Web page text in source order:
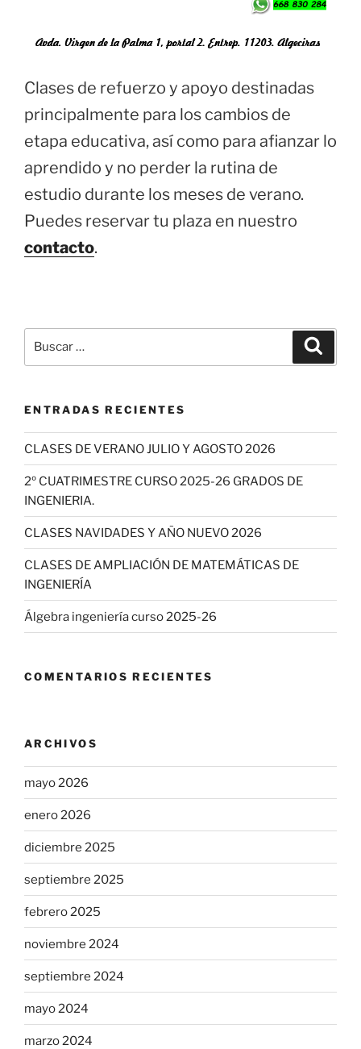
Clases de refuerzo y apoyo destinadas
principalmente para los cambios de
etapa educativa, así como para afianzar lo
aprendido y no perder la rutina de
estudio durante los meses de verano.
Puedes reservar tu plaza en nuestro
contacto.
por:
ENTRADAS RECIENTES
CLASES DE VERANO JULIO Y AGOSTO 2026
2º CUATRIMESTRE CURSO 2025-26 GRADOS DE
INGENIERIA.
CLASES NAVIDADES Y AÑO NUEVO 2026
CLASES DE AMPLIACIÓN DE MATEMÁTICAS DE
INGENIERÍA
Álgebra ingeniería curso 2025-26
COMENTARIOS RECIENTES
ARCHIVOS
mayo 2026
enero 2026
diciembre 2025
septiembre 2025
febrero 2025
noviembre 2024
septiembre 2024
mayo 2024
marzo 2024